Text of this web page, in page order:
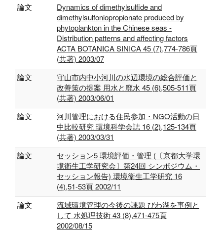
論文
Dynamics of dimethylsulfide and
dimethylsulfoniopropionate produced by
phytoplankton in the Chinese seas -
Distribution patterns and affecting factors
ACTA BOTANICA SINICA 45 (7),774-786頁
(共著) 2003/07
論文
守山市内中小河川の水辺環境の総合評価と
改善策の提案 用水と廃水 45 (6),505-511頁
(共著) 2003/06/01
論文
河川管理における住民参加・NGO活動の日
中比較研究 環境科学会誌 16 (2),125-134頁
(共著) 2003/03/31
論文
セッション5 環境評価・管理 (〔京都大学環
境衛生工学研究会〕第24回 シンポジウム・
セッション報告) 環境衛生工学研究 16
(4),51-53頁 2002/11
論文
流域環境管理の今後の課題 びわ湖を事例と
して 水処理技術 43 (8),471-475頁
2002/08/15